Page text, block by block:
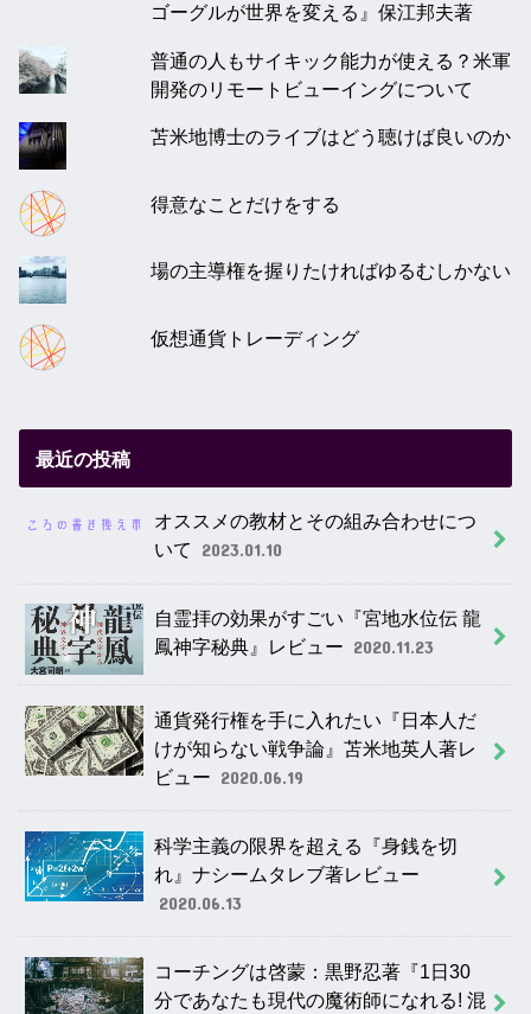
ゴーグルが世界を変える』保江邦夫著
普通の人もサイキック能力が使える？米軍
開発のリモートビューイングについて
苫米地博士のライブはどう聴けば良いのか
得意なことだけをする
場の主導権を握りたければゆるむしかない
仮想通貨トレーディング
最近の投稿
オススメの教材とその組み合わせにつ
いて
2023.01.10
自霊拝の効果がすごい『宮地水位伝 龍
鳳神字秘典』レビュー 2020.11.23
通貨発行権を手に入れたい『日本人だ
けが知らない戦争論』苫米地英人著レ
ビュー 2020.06.19
科学主義の限界を超える『身銭を切
れ』ナシームタレブ著レビュー
2020.06.13
コーチングは啓蒙：黒野忍著『1日30
分であなたも現代の魔術師になれる! 混